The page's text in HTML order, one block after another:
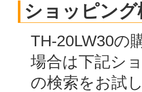
ショッピング
TH-20LW30の
場合は下記シ
の検索をお試